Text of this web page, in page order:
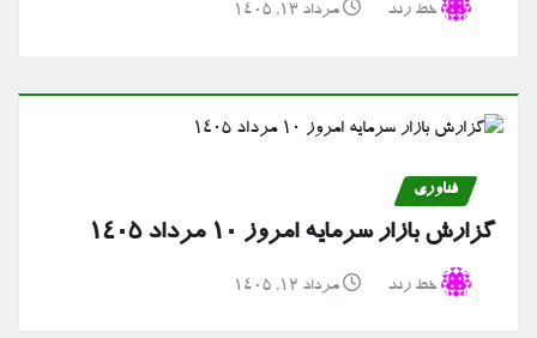
خط رند مرداد ۱۳, ۱۴۰۵
فناوری
گزارش بازار سرمایه امروز ۱۰ مرداد ۱۴۰۵
خط رند مرداد ۱۲, ۱۴۰۵